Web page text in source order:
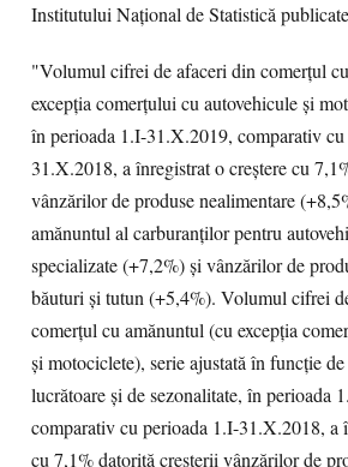
Institutului Naţional de Statistică
"Volumul cifrei de afaceri din comerţul
excepţia comerţului cu autovehicule şi
în perioada 1.I-31.X.2019, comparativ
31.X.2018, a înregistrat o creştere cu
vânzărilor de produse nealimentare
amănuntul al carburanţilor pentru
specializate (+7,2%) şi vânzărilor de
băuturi şi tutun (+5,4%). Volumul cifrei
comerţul cu amănuntul (cu excepţia
şi motociclete), serie ajustată în funcţie
lucrătoare şi de sezonalitate, în perioada
comparativ cu perioada 1.I-31.X.2018, a
cu 7,1% datorită creşterii vânzărilor de